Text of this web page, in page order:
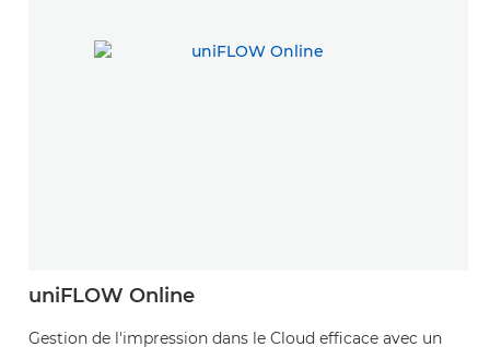
uniFLOW Online
Gestion de l'impression dans le Cloud efficace avec un